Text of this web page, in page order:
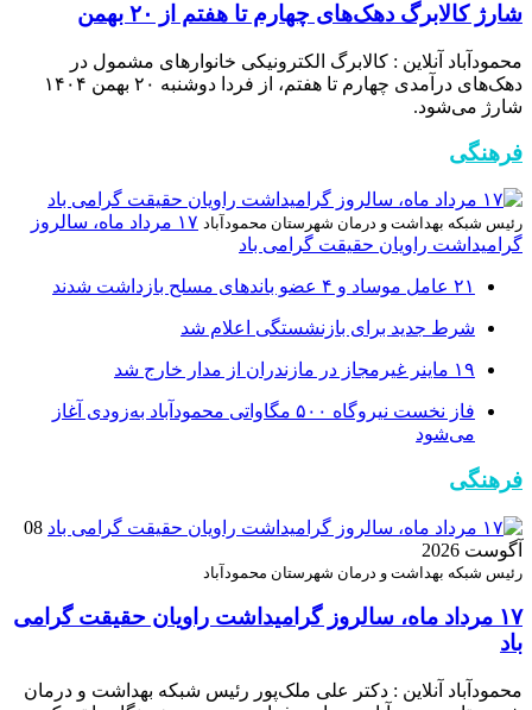
شارژ کالابرگ دهک‌های چهارم تا هفتم از ۲۰ بهمن
محمودآباد آنلاین : کالابرگ الکترونیکی خانوار‌های مشمول در
دهک‌های درآمدی چهارم تا هفتم، از فردا دوشنبه ۲۰ بهمن ۱۴۰۴
شارژ می‌شود.
فرهنگی
رئیس شبکه بهداشت و درمان شهرستان محمودآباد
۱۷ مرداد ماه، سالروز
گرامیداشت راویان حقیقت گرامی باد
۲۱ عامل موساد و ۴ عضو باند‌های مسلح بازداشت شدند
شرط جدید برای بازنشستگی اعلام شد
۱۹ ماینر غیرمجاز در مازندران از مدار خارج شد
فاز نخست نیروگاه ۵۰۰ مگاواتی محمودآباد به‌زودی آغاز
می‌شود
فرهنگی
08
آگوست 2026
رئیس شبکه بهداشت و درمان شهرستان محمودآباد
۱۷ مرداد ماه، سالروز گرامیداشت راویان حقیقت گرامی
باد
محمودآباد آنلاین : دکتر علی ملک‌پور رئیس شبکه بهداشت و درمان